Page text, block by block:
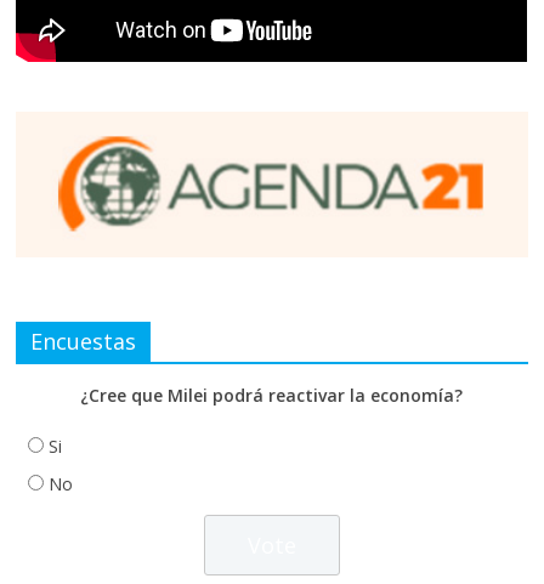
Encuestas
¿Cree que Milei podrá reactivar la economía?
Si
No